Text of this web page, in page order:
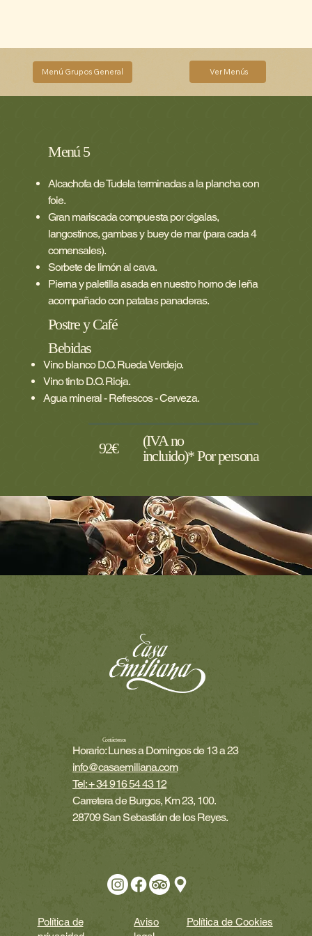
Menú Grupos General Ver Menús
Menú 5
Alcachofa de Tudela terminadas a la plancha con
foie.
Gran mariscada compuesta por cigalas,
langostinos, gambas y buey de mar (para cada 4
comensales).
Sorbete de limón al cava.
Pierna y paletilla asada en nuestro horno de leña
acompañado con patatas panaderas.
Postre y Café
Bebidas
Vino blanco D.O. Rueda Verdejo.
Vino tinto D.O. Rioja.
Agua mineral - Refrescos - Cerveza.
92€
(IVA no
incluido)* Por persona
Contáctenos
Horario: Lunes a Domingos de 13 a 23
info@casaemiliana.com
Tel: + 34 916 54 43 12
Carretera de Burgos, Km 23, 100.
28709 San Sebastián de los Reyes.
Política de
Aviso
Política de Cookies